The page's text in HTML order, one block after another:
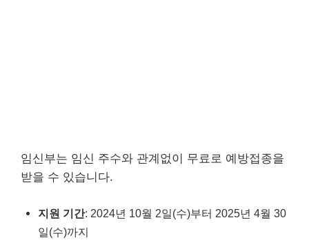
임신부는 임신 주수와 관계없이 무료로 예방접종을
받을 수 있습니다.
지원 기간: 2024년 10월 2일(수)부터 2025년 4월 30
일(수)까지